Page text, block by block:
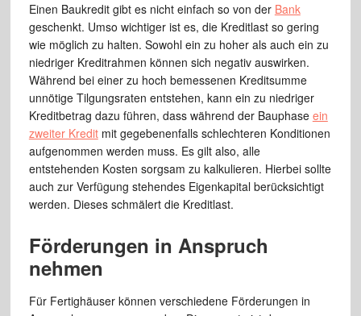
Einen Baukredit gibt es nicht einfach so von der Bank
geschenkt. Umso wichtiger ist es, die Kreditlast so gering
wie möglich zu halten. Sowohl ein zu hoher als auch ein zu
niedriger Kreditrahmen können sich negativ auswirken.
Während bei einer zu hoch bemessenen Kreditsumme
unnötige Tilgungsraten entstehen, kann ein zu niedriger
Kreditbetrag dazu führen, dass während der Bauphase ein
zweiter Kreditmit gegebenenfalls schlechteren Konditionen
aufgenommen werden muss. Es gilt also, alle
entstehenden Kosten sorgsam zu kalkulieren. Hierbei sollte
auch zur Verfügung stehendes Eigenkapital berücksichtigt
werden. Dieses schmälert die Kreditlast.
Förderungen in Anspruch
nehmen
Für Fertighäuser können verschiedene Förderungen in